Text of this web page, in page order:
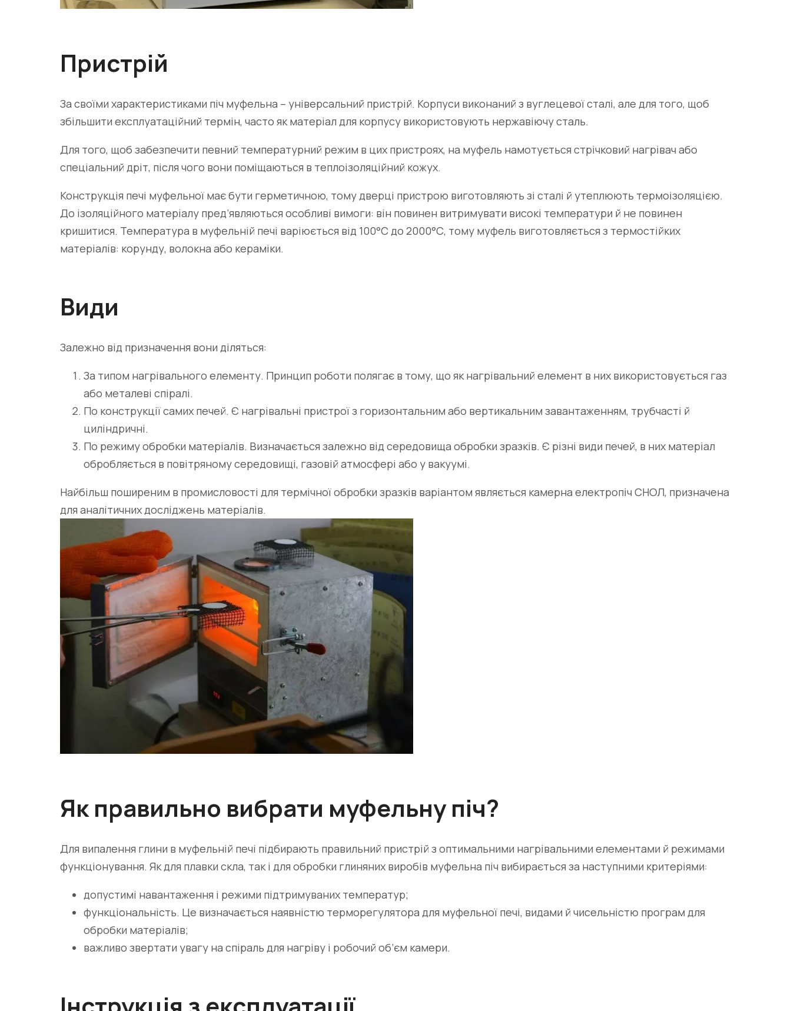
Пристрій
За своїми характеристиками піч муфельна – універсальний пристрій. Корпуси виконаний з вуглецевої сталі, але для того, щоб
збільшити експлуатаційний термін, часто як матеріал для корпусу використовують нержавіючу сталь.
Для того, щоб забезпечити певний температурний режим в цих пристроях, на муфель намотується стрічковий нагрівач або
спеціальний дріт, після чого вони поміщаються в теплоізоляційний кожух.
Конструкція печі муфельної має бути герметичною, тому дверці пристрою виготовляють зі сталі й утеплюють термоізоляцією.
До ізоляційного матеріалу пред’являються особливі вимоги: він повинен витримувати високі температури й не повинен
кришитися. Температура в муфельній печі варіюється від 100°С до 2000°С, тому муфель виготовляється з термостійких
матеріалів: корунду, волокна або кераміки.
Види
Залежно від призначення вони діляться:
За типом нагрівального елементу. Принцип роботи полягає в тому, що як нагрівальний елемент в них використовується газ
або металеві спіралі.
По конструкції самих печей. Є нагрівальні пристрої з горизонтальним або вертикальним завантаженням, трубчасті й
циліндричні.
По режиму обробки матеріалів. Визначається залежно від середовища обробки зразків. Є різні види печей, в них матеріал
обробляється в повітряному середовищі, газовій атмосфері або у вакуумі.
Найбільш поширеним в промисловості для термічної обробки зразків варіантом являється камерна електропіч СНОЛ, призначена
для аналітичних досліджень матеріалів.
Як правильно вибрати муфельну піч?
Для випалення глини в муфельній печі підбирають правильний пристрій з оптимальними нагрівальними елементами й режимами
функціонування. Як для плавки скла, так і для обробки глиняних виробів муфельна піч вибирається за наступними критеріями:
допустимі навантаження і режими підтримуваних температур;
функціональність. Це визначається наявністю терморегулятора для муфельної печі, видами й чисельністю програм для
обробки матеріалів;
важливо звертати увагу на спіраль для нагріву і робочий об’єм камери.